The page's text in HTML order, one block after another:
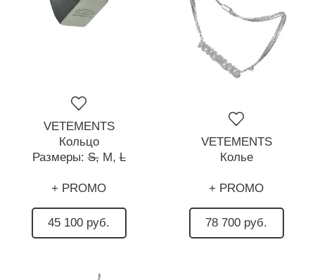
VETEMENTS
Кольцо
Размеры:S, M, L
+ PROMO
45 100 руб.
VETEMENTS
Колье
+ PROMO
78 700 руб.